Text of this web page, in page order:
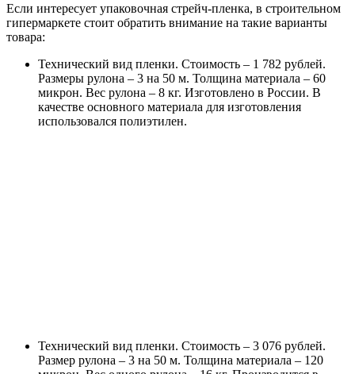
Если интересует упаковочная стрейч-пленка, в строительном
гипермаркете стоит обратить внимание на такие варианты
товара:
Технический вид пленки. Стоимость – 1 782 рублей.
Размеры рулона – 3 на 50 м. Толщина материала – 60
микрон. Вес рулона – 8 кг. Изготовлено в России. В
качестве основного материала для изготовления
использовался полиэтилен.
Технический вид пленки. Стоимость – 3 076 рублей.
Размер рулона – 3 на 50 м. Толщина материала – 120